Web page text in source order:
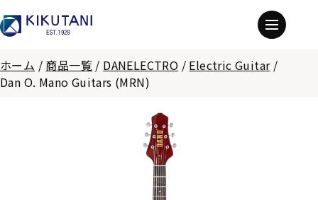
ホーム / 商品一覧 / DANELECTRO / Electric Guitar/
Dan O. Mano Guitars (MRN)